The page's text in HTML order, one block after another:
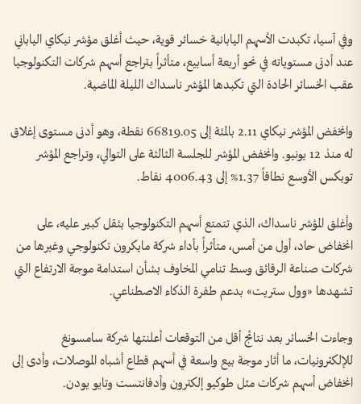
وفي آسيا، تكبدت الأسهم اليابانية خسائر قوية، حيث أغلق مؤشر نيكاي الياباني
عند أدنى مستوياته في نحو أربعة أسابيع، متأثراً بتراجع أسهم شركات التكنولوجيا
عقب الخسائر الحادة التي تكبدها المؤشر ناسداك الليلة الماضية.
وانخفض المؤشر نيكاي 2.11 بالمئة إلى 66819.05 نقطة، وهو أدنى مستوى إغلاق
له منذ 12 يونيو. وانخفض المؤشر للجلسة ⁠الثالثة على التوالي، وتراجع المؤشر
توبكس الأوسع نطاقاً 1.37% إلى 4006.43 نقاط.
وأغلق المؤشر ناسداك، الذي تتمتع أسهم التكنولوجيا بثقل كبير عليه، على
انخفاض حاد، أول من أمس، متأثراً بأداء شركة مايكرون تكنولوجي وغيرها من
شركات صناعة الرقائق وسط تنامي المخاوف بشأن استدامة موجة الارتفاع التي
تشهدها «وول ستريت» بدعم طفرة الذكاء الاصطناعي.
وجاءت الخسائر بعد نتائج أقل من التوقعات أعلنتها شركة سامسونغ
للإلكترونيات، ما أثار موجة بيع واسعة في أسهم قطاع أشباه الموصلات، وأدى إلى
انخفاض أسهم شركات مثل طوكيو إلكترون وأدفانتست وتايو يودن.